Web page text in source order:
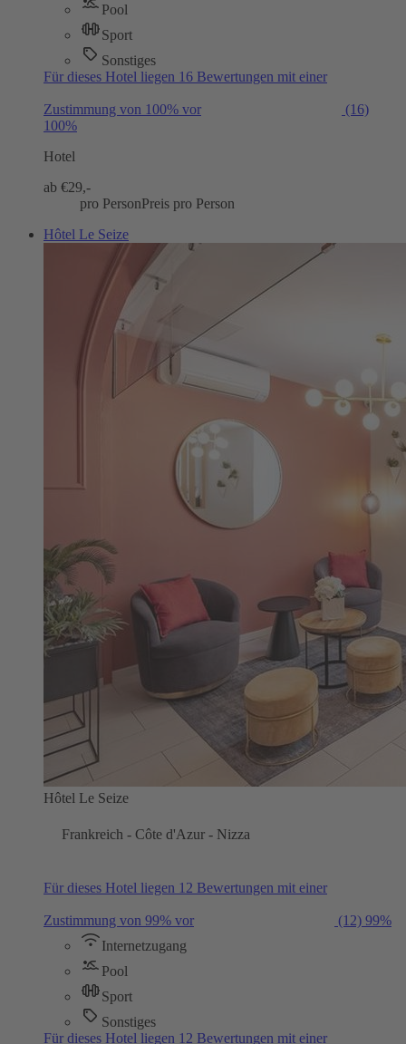
Pool
Sport
Sonstiges
Für dieses Hotel liegen 16 Bewertungen mit einer
Zustimmung von 100% vor
(16)
100%
Hotel
ab €29,-
pro PersonPreis pro Person
Hôtel Le Seize
Hôtel Le Seize
Frankreich - Côte d'Azur - Nizza
Für dieses Hotel liegen 12 Bewertungen mit einer
Zustimmung von 99% vor (12) 99%
Internetzugang
Pool
Sport
Sonstiges
Für dieses Hotel liegen 12 Bewertungen mit einer